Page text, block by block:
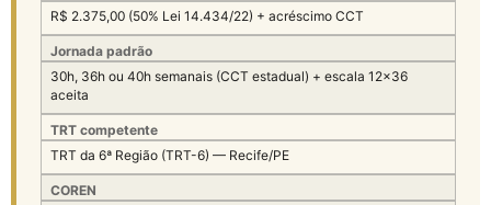
R$ 2.375,00 (50% Lei 14.434/22) + acréscimo CCT
Jornada padrão
30h, 36h ou 40h semanais (CCT estadual) + escala 12×36
aceita
TRT competente
TRT da 6ª Região (TRT-6) — Recife/PE
COREN